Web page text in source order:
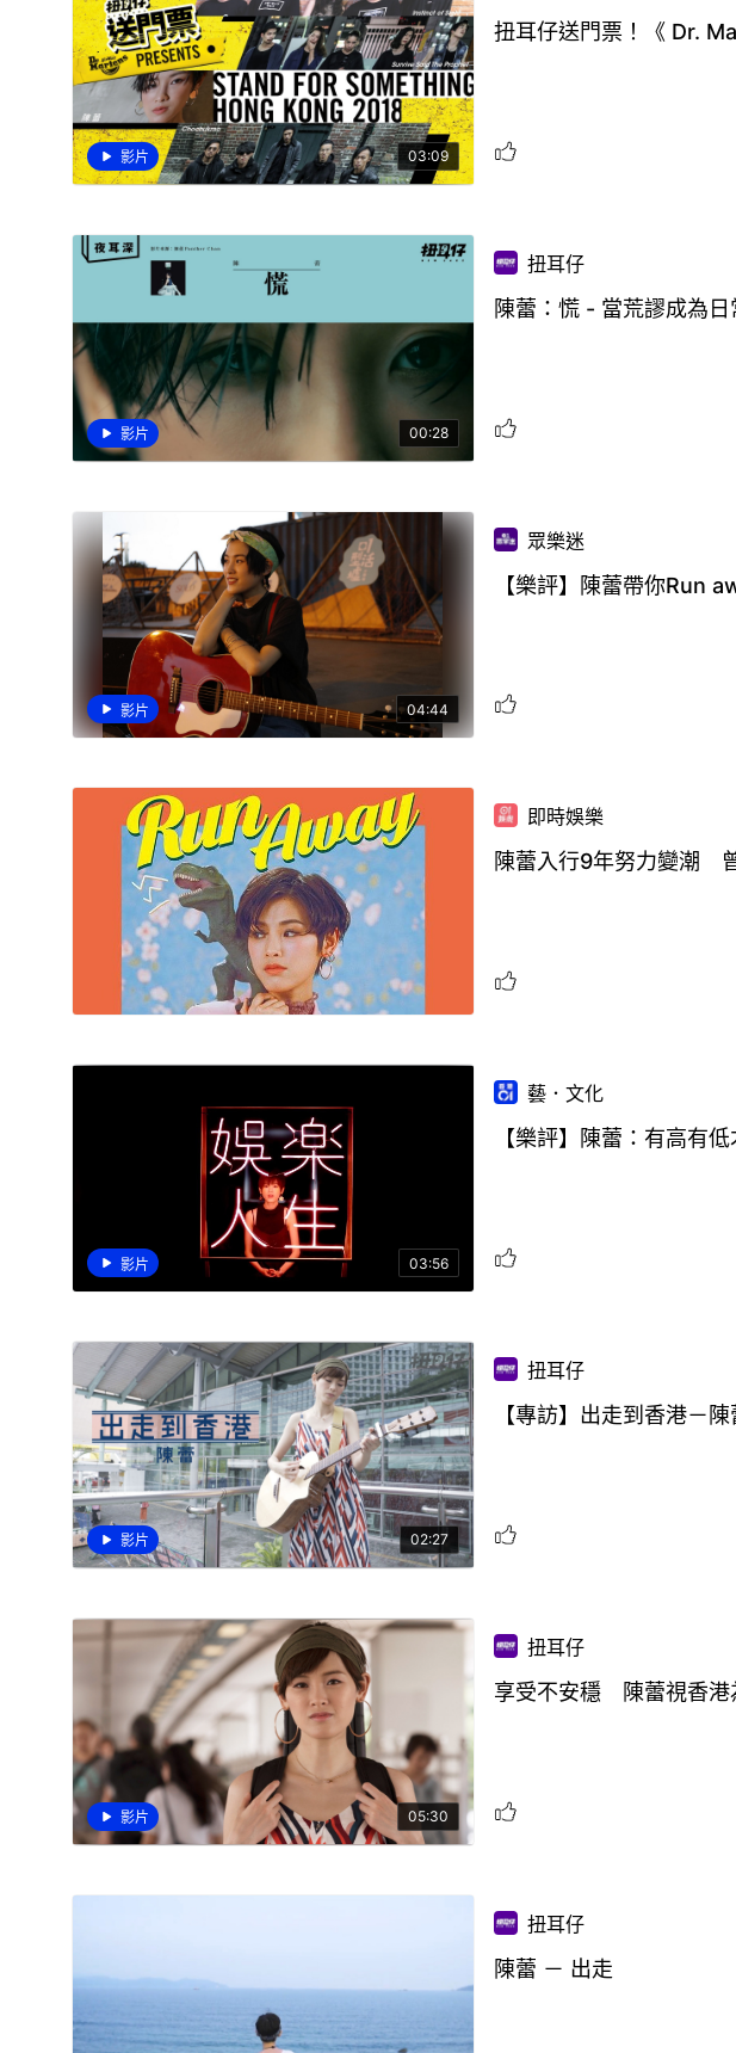
影片 03:09
扭耳仔送門票！《 Dr.
影片 00:28
扭耳仔
陳蕾：慌 - 當荒謬成為日
影片 04:44
眾樂迷
【樂評】陳蕾帶你Run
即時娛樂
陳蕾入行9年努力變潮
影片 03:56
藝．文化
【樂評】陳蕾：有高有
影片 02:27
扭耳仔
【專訪】出走到香港－陳
影片 05:30
扭耳仔
享受不安穩 陳蕾視香港
扭耳仔
陳蕾 － 出走